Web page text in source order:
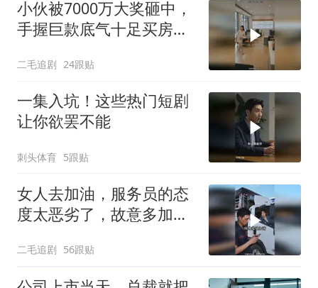
小伙被7000万大奖砸中，
手握巨款底气十足买房不
二毛追剧 24跟贴
一集入坑！这些热门短剧
让你欲罢不能
刺头体育 5跟贴
女人去加油，服务员的态
度太恶劣了，故意多加油
二毛追剧 56跟贴